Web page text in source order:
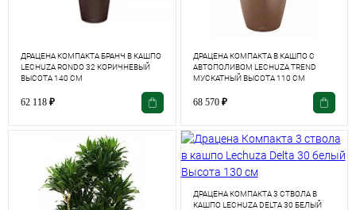
ДРАЦЕНА КОМПАКТА БРАНЧ В КАШПО
LECHUZA RONDO 32 КОРИЧНЕВЫЙ
ВЫСОТА 140 СМ
62 118 ₽
ДРАЦЕНА КОМПАКТА В КАШПО С
АВТОПОЛИВОМ LECHUZA TREND
МУСКАТНЫЙ ВЫСОТА 110 СМ
68 570 ₽
ДРАЦЕНА КОМПАКТА 3 СТВОЛА В
КАШПО LECHUZA DELTA 30 БЕЛЫЙ